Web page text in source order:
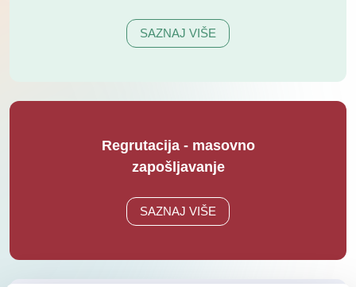
SAZNAJ VIŠE
Regrutacija - masovno
zapošljavanje
SAZNAJ VIŠE